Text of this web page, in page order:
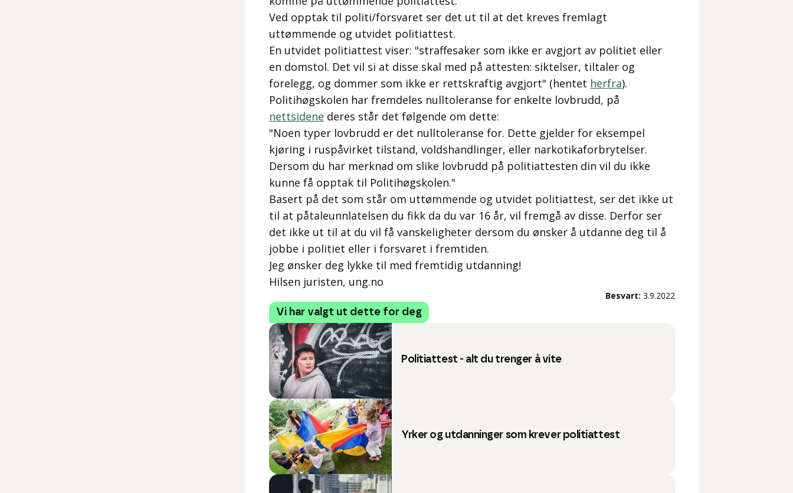
Ved opptak til politi/forsvaret ser det ut til at det kreves fremlagt
uttømmende og utvidet politiattest.
En utvidet politiattest viser: "straffesaker som ikke er avgjort av politiet eller
en domstol. Det vil si at disse skal med på attesten: siktelser, tiltaler og
forelegg, og dommer som ikke er rettskraftig avgjort" (hentet herfra).
Politihøgskolen har fremdeles nulltoleranse for enkelte lovbrudd, på
nettsidene deres står det følgende om dette:
"Noen typer lovbrudd er det nulltoleranse for. Dette gjelder for eksempel
kjøring i ruspåvirket tilstand, voldshandlinger, eller narkotikaforbrytelser.
Dersom du har merknad om slike lovbrudd på politiattesten din vil du ikke
kunne få opptak til Politihøgskolen."
Basert på det som står om uttømmende og utvidet politiattest, ser det ikke ut
til at påtaleunnlatelsen du fikk da du var 16 år, vil fremgå av disse. Derfor ser
det ikke ut til at du vil få vanskeligheter dersom du ønsker å utdanne deg til å
jobbe i politiet eller i forsvaret i fremtiden.
Jeg ønsker deg lykke til med fremtidig utdanning!
Hilsen juristen, ung.no
Besvart: 3.9.2022
Vi har valgt ut dette for deg
Politiattest - alt du trenger å vite
Yrker og utdanninger som krever politiattest